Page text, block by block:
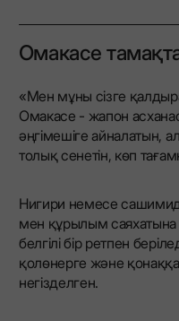
Омакасе
«Мен мұны сізге
Омакасе - жапон
әңгімешіге айналатын,
толық сенетін, көп
Нигири немесе
мен құрылым саяхатына
белгілі бір ретпен
қолөнерге және
негізделген.